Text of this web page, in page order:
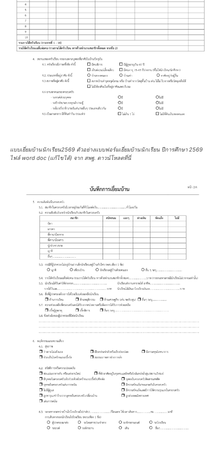
แบบเยี่ยมบ้านนักเรียน2569 ตัวอย่างแบบฟอร์มเยี่ยมบ้านนักเรียน ปีการศึกษา 2569
ไฟล์ word doc (แก้ไขได้) จาก สพฐ. ดาวน์โหลดที่นี่